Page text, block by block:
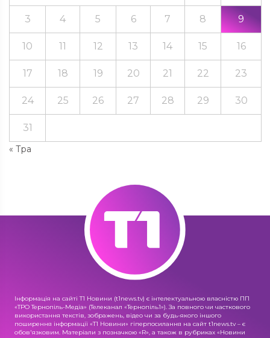
« Тра
3 4 5 6 7 8 9
10 11 12 13 14 15 16
17 18 19 20 21 22 23
24 25 26 27 28 29 30
31
Інформація на сайті Т1 Новини (t1news.tv) є інтелектуальною власністю ПП
«ТРО Тернопіль-Медіа» (Телеканал «Тернопіль1»). За повного чи часткового
використання текстів, зображень, відео чи за будь-якого іншого
поширення інформації «Т1 Новини» гіперпосилання на сайт t1news.tv – є
обов'язковим. Матеріали з позначкою «R», а також в рубриках «Новини